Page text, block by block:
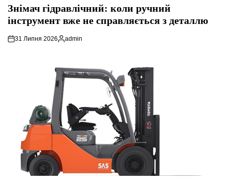
Знімач гідравлічний: коли ручний
інструмент вже не справляється з деталлю
31 Липня 2026
Опубліковано
admin